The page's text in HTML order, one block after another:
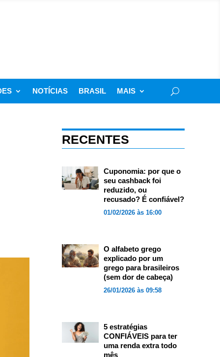
NOTÍCIAS BRASIL MAIS
RECENTES
Cuponomia: por que o
seu cashback foi
reduzido, ou
recusado? É confiável?
01/02/2026 às 16:00
O alfabeto grego
explicado por um
grego para brasileiros
(sem dor de cabeça)
26/01/2026 às 09:58
5 estratégias
CONFIÁVEIS para ter
uma renda extra todo
mês